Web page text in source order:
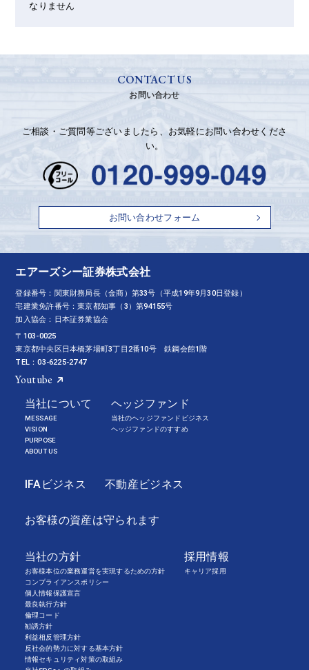
なりません
CONTACT US
お問い合わせ
ご相談・ご質問等ございましたら、お気軽にお問い合わせくださ
い。
お問い合わせフォーム
エアーズシー証券株式会社
登録番号：関東財務局長（金商）第33号（平成19年9月30日登録）
宅建業免許番号：東京都知事（3）第94155号
加入協会：日本証券業協会
〒103-0025
東京都中央区日本橋茅場町3丁目2番10号 鉄鋼会館1階
TEL：03-6225-2747
Youtube
当社について
MESSAGE
VISION
PURPOSE
ABOUT US
ヘッジファンド
当社のヘッジファンドビジネス
ヘッジファンドのすすめ
IFAビジネス 不動産ビジネス
お客様の資産は守られます
当社の方針
お客様本位の業務運営を実現するための方針
コンプライアンスポリシー
個人情報保護宣言
最良執行方針
倫理コード
勧誘方針
利益相反管理方針
反社会的勢力に対する基本方針
情報セキュリティ対策の取組み
採用情報
キャリア採用